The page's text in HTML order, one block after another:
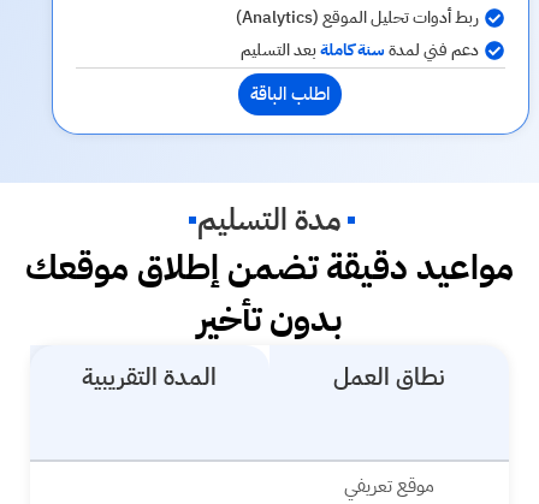
ربط أدوات تحليل الموقع (Analytics)
دعم فني لمدةسنة كاملةبعد التسليم
اطلب الباقة
مدة التسليم
مواعيد دقيقة تضمن إطلاق موقعك
بدون تأخير
نطاق العمل المدة التقريبية
موقع تعريفي